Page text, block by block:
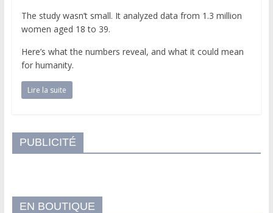
The study wasn’t small. It analyzed data from 1.3 million
women aged 18 to 39.
Here’s what the numbers reveal, and what it could mean
for humanity.
Lire la suite
PUBLICITÉ
EN BOUTIQUE